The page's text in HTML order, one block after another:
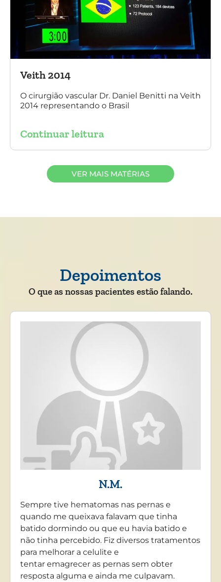
Veith 2014
O cirurgião vascular Dr. Daniel Benitti na Veith
2014 representando o Brasil
Continuar leitura
VER MAIS MATÉRIAS
Depoimentos
O que as nossas pacientes estão falando.
N.M.
Sempre tive hematomas nas pernas e
quando me queixava falavam que tinha
batido dormindo ou que eu havia batido e
não tinha percebido. Fiz diversos tratamentos
para melhorar a celulite e
tentar emagrecer as pernas sem obter
resposta alguma e ainda me culpavam.